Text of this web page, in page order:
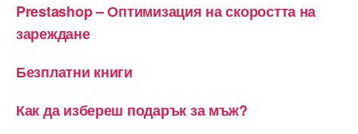
Prestashop – Оптимизация на скоростта на
зареждане
Безплатни книги
Как да избереш подарък за мъж?